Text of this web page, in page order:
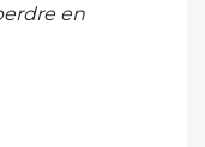
en